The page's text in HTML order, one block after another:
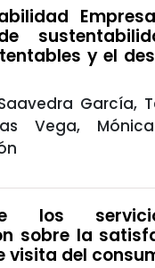
y el
García,
Vega,
los
sobre la
visita del